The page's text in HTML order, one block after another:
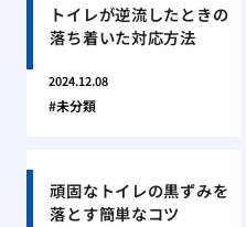
トイレが逆流したときの
落ち着いた対応方法
2024.12.08
未分類
頑固なトイレの黒ずみを
落とす簡単なコツ